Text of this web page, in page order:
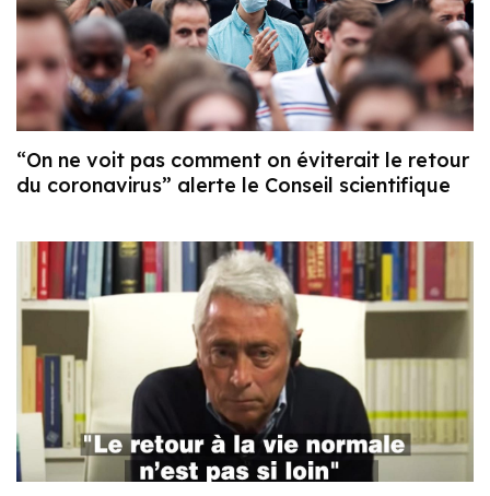
“On ne voit pas comment on éviterait le retour
du coronavirus” alerte le Conseil scientifique